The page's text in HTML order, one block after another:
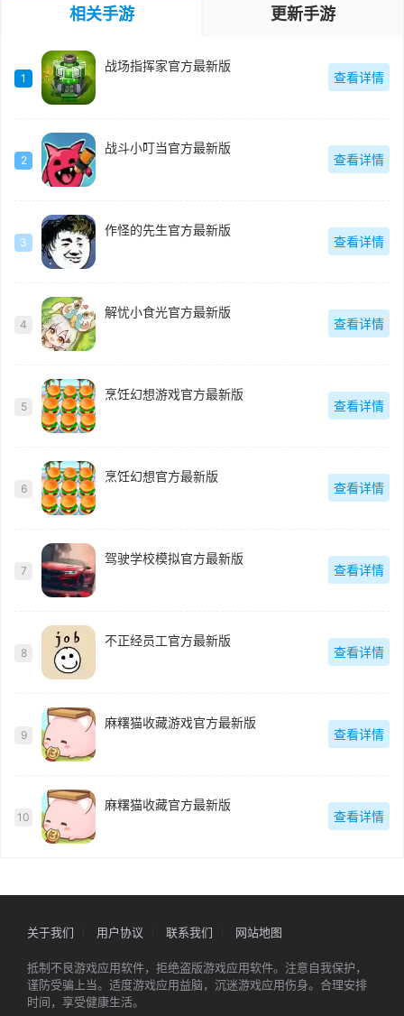
相关手游 更新手游
1
战场指挥家官方最新版
查看详情
2
战斗小叮当官方最新版
查看详情
3
作怪的先生官方最新版
查看详情
4
解忧小食光官方最新版
查看详情
5
烹饪幻想游戏官方最新版
查看详情
6
烹饪幻想官方最新版
查看详情
7
驾驶学校模拟官方最新版
查看详情
8
不正经员工官方最新版
查看详情
9
麻糬猫收藏游戏官方最新版
查看详情
10
麻糬猫收藏官方最新版
查看详情
关于我们 用户协议 联系我们 网站地图
抵制不良游戏应用软件，拒绝盗版游戏应用软件。注意自我保护，
谨防受骗上当。适度游戏应用益脑，沉迷游戏应用伤身。合理安排
时间，享受健康生活。